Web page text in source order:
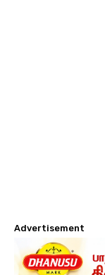
Advertisement